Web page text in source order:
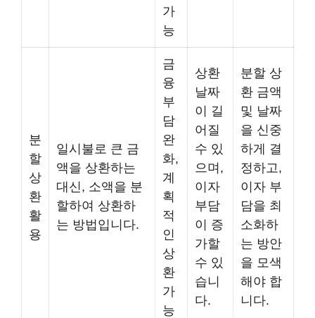
가
능
분
할
상
환
활
용
일시불로 큰 금
액을 상환하는
대신, 소액을 분
할하여 상환하
는 방법입니다.
금
융
부
담
완
화,
계
획
적
인
상
환
가
능
상환
날짜
이 길
어질
수 있
으며,
이자
부담
이 증
가할
수 있
습니
다.
분할 상
환 금액
및 날짜
을 신중
하게 결
정하고,
이자 부
담을 최
소화하
는 방안
을 모색
해야 합
니다.